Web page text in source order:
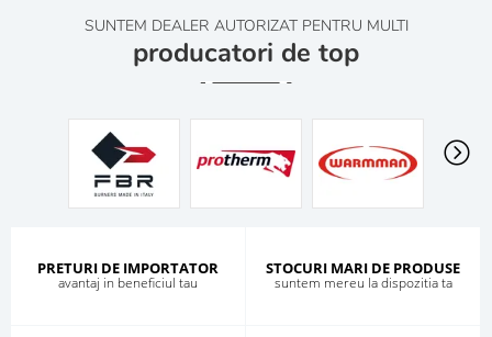
SUNTEM DEALER AUTORIZAT PENTRU MULTI
producatori de top
PRETURI DE IMPORTATOR
avantaj in beneficiul tau
STOCURI MARI DE PRODUSE
suntem mereu la dispozitia ta